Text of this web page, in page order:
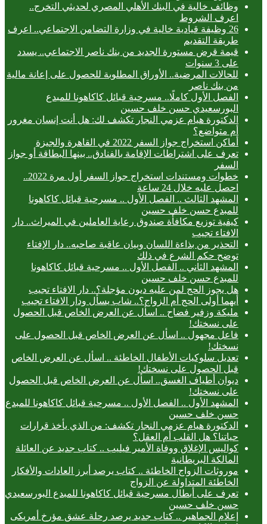
وظائف خالية في البنك الأهلي المصري لحديثي التخرج..
اعرف الشروط
26 وظيفة قيادية خالية في وزارة التضامن الاجتماعي.. اعرف
طريقة التقديم
قيمة قرض مستورة الجديد من بنك ناصر الاجتماعي.. يسدد
على 3 سنوات
للحالات المرضية.. الأوراق المطلوبة للحصول على إعانة مالية
من بنك ناصر
الفصل الأول كاملًا.. مسرحية قبائل كاكاهونا للمبدع
البورسعيدي حسن خلف حسين
الدكتورة هيام عزمي النجار تكشف لك: هل أنت إنسان مغرور
أم متواضع؟
أماكن استخراج جواز السفر 2022 في القاهرة والجيزة
تعرف على اشتراطات الإقامة بالفنادق.. بينها البطاقة أو جواز
السفر
خطوات ومستندات استخراج جواز السفر أول مرة 2022..
احصل عليه خلال 24 ساعة
المشهد الثالث .. الفصل الأول .. مسرحية قبائل كاكاهونا
للمبدع حسن خلف حسين
كيفية توزيع مكافأة صندوق رعاية العاملين في الميراث.. دار
الافتاء تجيب
التحذير من بذاءة اللسان وبيان عاقبة صاحبه.. دار الإفتاء
توضح حكم الشرع في ذلك
المشهد الثاني .. الفصل الأول .. مسرحية قبائل كاكاهونا
للمبدع حسن خلف حسين
هل يجوز الحج لمن عليه ديون مؤجلة؟.. دار الافتاء تجيب
أيهما أولى الحج أم الزواج؟.. شاب يسأل ودار الافتاء تجيب
مليكة وزفير فضاح .. اسأل عن العرض الخاص قبل الحصول
على نسختك!
فاعل مجهول .. اسأل عن العرض الخاص قبل الحصول على
نسختك!
تعديل سلوكيات الأطفال الخاطئة .. اسأل عن العرض الخاص
قبل الحصول على نسختك!
ديوان أطياف الغسق.. اسأل عن العرض الخاص قبل الحصول
على نسختك!
المشهد الأول .. الفصل الأول .. مسرحية قبائل كاكاهونا للمبدع
حسن خلف حسين
الدكتورة هيام عزمي النجار تكشف: من الذي يأخذ قرارات
حياتنا؟ هل القلب أم العقل؟
كواليس الإغلاق ووفاة الأمير فيليب .. كتاب جديد عن العائلة
المالكة البريطانية
موروثات الزواج الخاطئة .. كتاب يرصد أبرز العادات والأفكار
الخاطئة المتداولة عن الزواج
تعرف على أبطال مسرحية قبائل كاكاهونا للمبدع البورسعيدي
حسن خلف حسين
إعلام الجماهير .. كتاب جديد يرصد رحلة عشق مؤرخ أمريكى